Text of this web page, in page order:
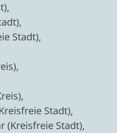
,
,
Stadt),
,
,
Stadt),
(Kreisfreie Stadt),